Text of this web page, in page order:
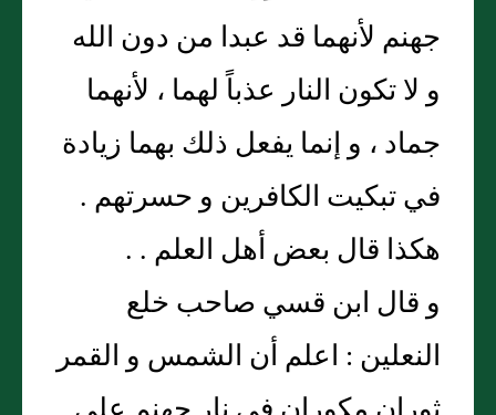
جهنم لأنهما قد عبدا من دون الله
و لا تكون النار عذباً لهما ، لأنهما
جماد ، و إنما يفعل ذلك بهما زيادة
في تبكيت الكافرين و حسرتهم .
هكذا قال بعض أهل العلم . .
و قال ابن قسي صاحب خلع
النعلين : اعلم أن الشمس و القمر